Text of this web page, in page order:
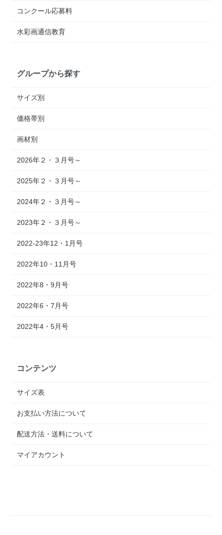
コンクール応募料
水彩画通信教育
グループから探す
サイズ別
価格帯別
画材別
2026年２・３月号～
2025年２・３月号～
2024年２・３月号～
2023年２・３月号～
2022-23年12・1月号
2022年10・11月号
2022年8・9月号
2022年6・7月号
2022年4・5月号
コンテンツ
サイズ表
お支払い方法について
配送方法・送料について
マイアカウント